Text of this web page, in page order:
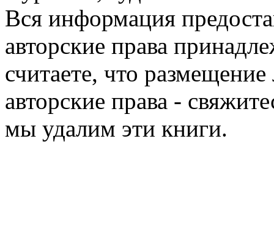
Вся информация
авторские права
считаете, что
авторские права -
мы удалим эти книги.